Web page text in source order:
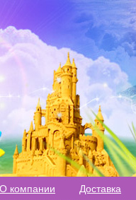
О компании Доставка